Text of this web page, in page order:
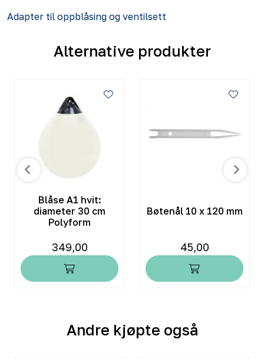
Adapter til oppblåsing og ventilsett
Alternative produkter
Blåse A1 hvit:
diameter 30 cm
Polyform
349,00
Bøtenål 10 x 120 mm
45,00
Andre kjøpte også